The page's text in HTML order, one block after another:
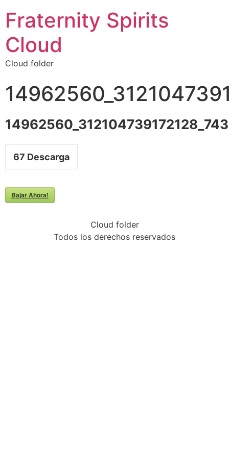
Fraternity Spirits
Cloud
Cloud folder
67 Descarga
Bajar Ahora!
Cloud folder
Todos los derechos reservados